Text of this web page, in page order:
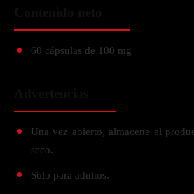
60 cápsulas de 100 mg
Una vez abierto, almacene el
seco.
Solo para adultos.